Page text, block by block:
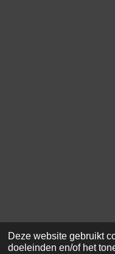
Deze website gebruikt
doeleinden en/of het
© 2021 - 2026 Samar